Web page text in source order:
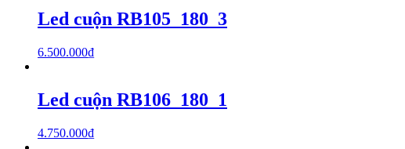
Led cuộn RB105_180_3
6.500.000₫
Led cuộn RB106_180_1
4.750.000₫